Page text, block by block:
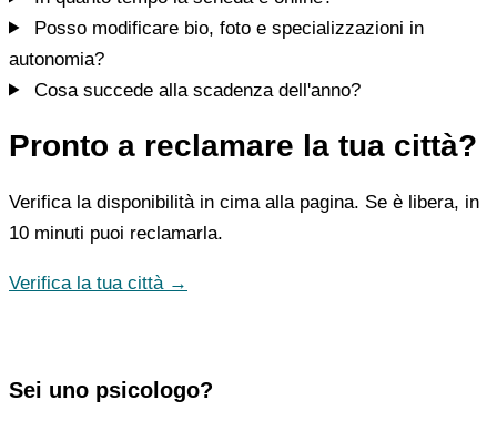
Posso modificare bio, foto e specializzazioni in
autonomia?
Cosa succede alla scadenza dell'anno?
Pronto a reclamare la tua città?
Verifica la disponibilità in cima alla pagina. Se è libera, in
10 minuti puoi reclamarla.
Verifica la tua città →
Sei uno psicologo?